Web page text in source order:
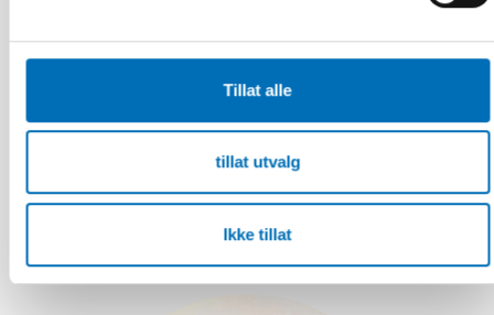
Tillat alle
tillat utvalg
Ikke tillat
Senior Adviser, Nordic Welfare Centre